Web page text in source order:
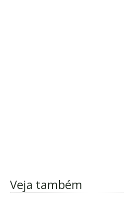
Veja também